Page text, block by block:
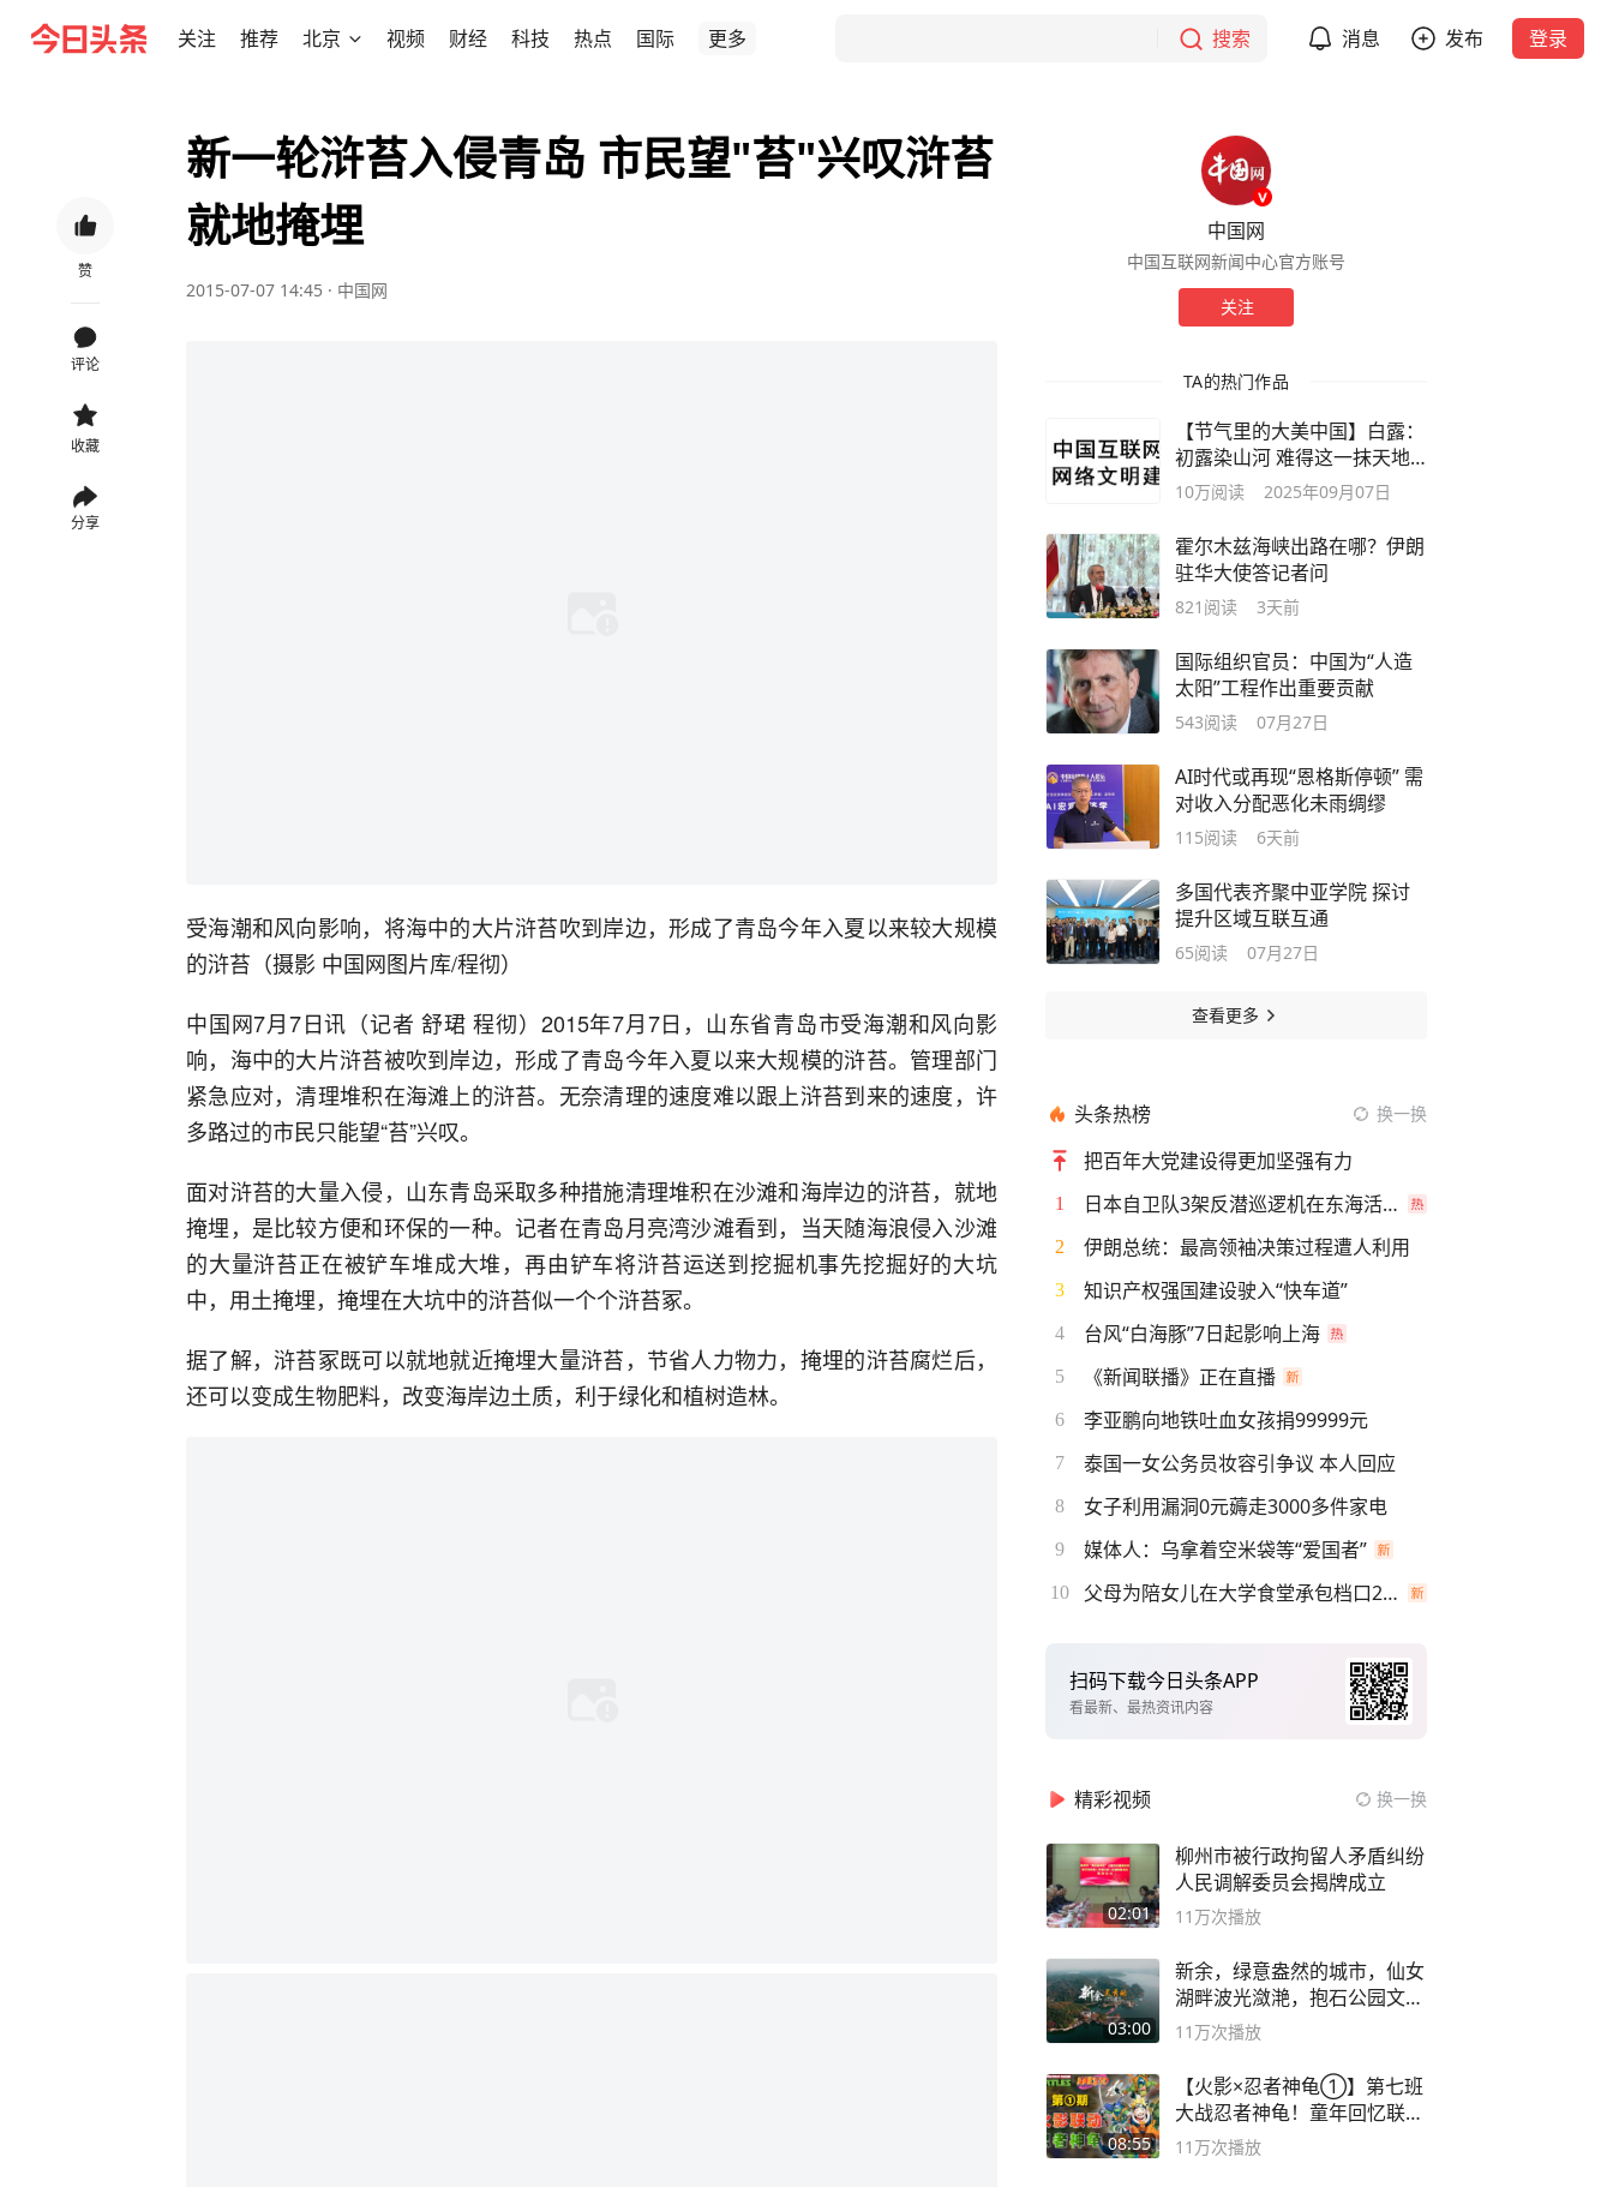
关注 推荐 北京 视频 财经 科技 热点 国际 更多 搜索 消息 发布 登录
赞
评论
收藏
分享
新一轮浒苔入侵青岛 市民望"苔"兴叹浒苔
就地掩埋
2015-07-07 14:45 · 中国网
受海潮和风向影响，将海中的大片浒苔吹到岸边，形成了青岛今年入夏以来较大规模
的浒苔（摄影 中国网图片库/程彻）
中国网7月7日讯（记者 舒珺 程彻）2015年7月7日，山东省青岛市受海潮和风向影
响，海中的大片浒苔被吹到岸边，形成了青岛今年入夏以来大规模的浒苔。管理部门
紧急应对，清理堆积在海滩上的浒苔。无奈清理的速度难以跟上浒苔到来的速度，许
多路过的市民只能望“苔”兴叹。
面对浒苔的大量入侵，山东青岛采取多种措施清理堆积在沙滩和海岸边的浒苔，就地
掩埋，是比较方便和环保的一种。记者在青岛月亮湾沙滩看到，当天随海浪侵入沙滩
的大量浒苔正在被铲车堆成大堆，再由铲车将浒苔运送到挖掘机事先挖掘好的大坑
中，用土掩埋，掩埋在大坑中的浒苔似一个个浒苔冢。
据了解，浒苔冢既可以就地就近掩埋大量浒苔，节省人力物力，掩埋的浒苔腐烂后，
还可以变成生物肥料，改变海岸边土质，利于绿化和植树造林。
中国网
中国互联网新闻中心官方账号
关注
TA的热门作品
【节气里的大美中国】白露：
初露染山河 难得这一抹天地
颜色
10万阅读 2025年09月07日
霍尔木兹海峡出路在哪？伊朗
驻华大使答记者问
821 阅读 3天前
国际组织官员：中国为“人造
太阳”工程作出重要贡献
543阅读 07月27日
AI时代或再现“恩格斯停顿” 需
对收入分配恶化未雨绸缪
115阅读 6天前
多国代表齐聚中亚学院 探讨
提升区域互联互通
65阅读 07月27日
查看更多
头条热榜 换一换
把百年大党建设得更加坚强有力
1 日本自卫队3架反潜巡逻机在东海活动
2 伊朗总统：最高领袖决策过程遭人利用
3 知识产权强国建设驶入“快车道”
4 台风“白海豚”7日起影响上海
5 《新闻联播》正在直播
6 李亚鹏向地铁吐血女孩捐99999元
7 泰国一女公务员妆容引争议 本人回应
8 女子利用漏洞0元薅走3000多件家电
9 媒体人：乌拿着空米袋等“爱国者”
10 父母为陪女儿在大学食堂承包档口2年
扫码下载今日头条APP
看最新、最热资讯内容
精彩视频 换一换
02:01
柳州市被行政拘留人矛盾纠纷
人民调解委员会揭牌成立
11万次播放
03:00
新余，绿意盎然的城市，仙女
湖畔波光潋滟，抱石公园文化
深邃……
11万次播放
08:55
【火影×忍者神龟①】第七班
大战忍者神龟！童年回忆联动
论武？
11万次播放